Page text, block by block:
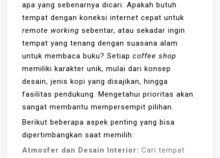
apa yang sebenarnya dicari. Apakah butuh
tempat dengan koneksi internet cepat untuk
remote working sebentar, atau sekadar ingin
tempat yang tenang dengan suasana alam
untuk membaca buku? Setiap coffee shop
memiliki karakter unik, mulai dari konsep
desain, jenis kopi yang disajikan, hingga
fasilitas pendukung. Mengetahui prioritas akan
sangat membantu mempersempit pilihan.
Berikut beberapa aspek penting yang bisa
dipertimbangkan saat memilih:
Atmosfer dan Desain Interior: Cari tempat